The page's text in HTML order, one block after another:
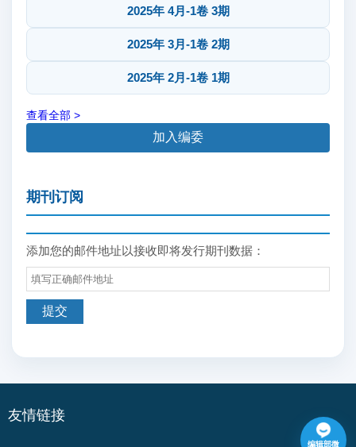
2025年 4月-1卷 3期
2025年 3月-1卷 2期
2025年 2月-1卷 1期
查看全部 >
加入编委
期刊订阅
添加您的邮件地址以接收即将发行期刊数据：
友情链接
编辑部微